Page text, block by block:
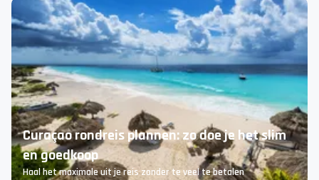
5x de mooiste adults only hotels in
Griekenland
De heerlijkste hotels voor een kindvrije vakantie!